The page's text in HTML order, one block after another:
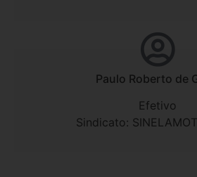
Paulo Roberto de
Efetivo
Sindicato: